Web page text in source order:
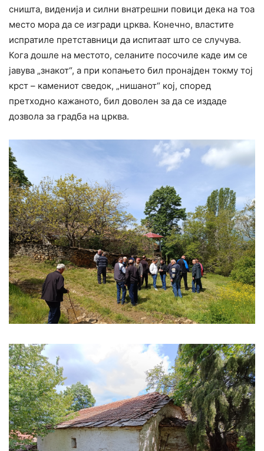
сништа, виденија и силни внатрешни повици дека на тоа
место мора да се изгради црква. Конечно, властите
испратиле претставници да испитаат што се случува.
Кога дошле на местото, селаните посочиле каде им се
јавува „знакот“, а при копањето бил пронајден токму тој
крст – камениот сведок, „нишанот“ кој, според
претходно кажаното, бил доволен за да се издаде
дозвола за градба на црква.